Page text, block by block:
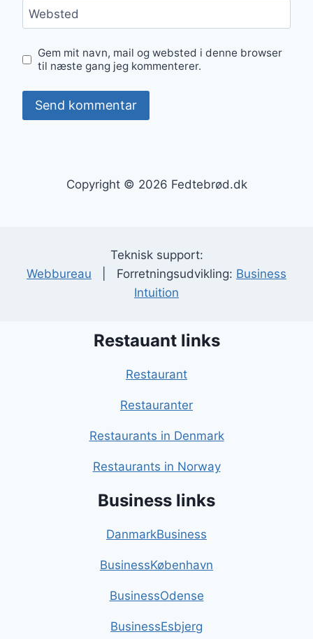
Websted
Gem mit navn, mail og websted i denne browser
til næste gang jeg kommenterer.
Copyright © 2026 Fedtebrød.dk
Teknisk support:
Webbureau | Forretningsudvikling: Business
Intuition
Restauant links
Restaurant
Restauranter
Restaurants in Denmark
Restaurants in Norway
Business links
DanmarkBusiness
BusinessKøbenhavn
BusinessOdense
BusinessEsbjerg